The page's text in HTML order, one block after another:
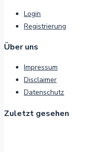
Login
Registrierung
Über uns
Impressum
Disclaimer
Datenschutz
Zuletzt gesehen